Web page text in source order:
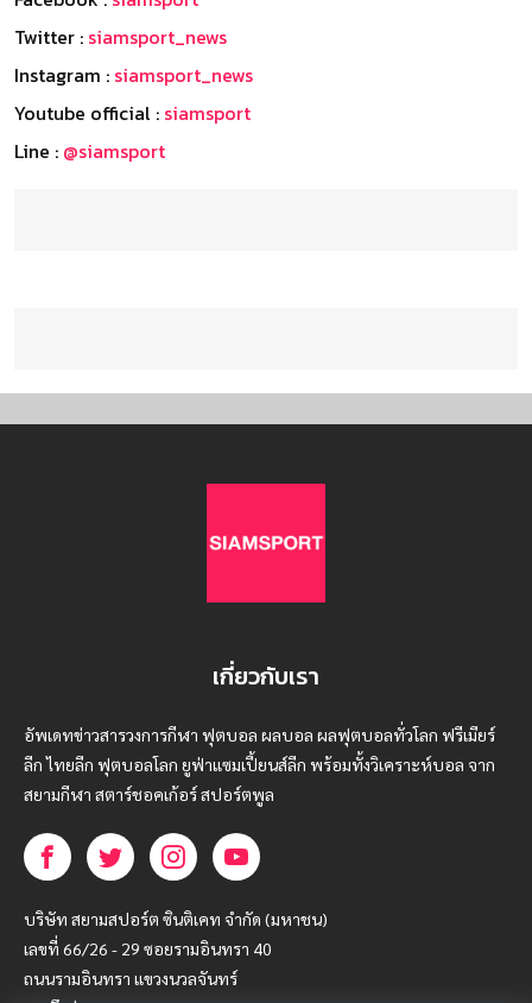
Twitter : siamsport_news
Instagram : siamsport_news
Youtube official : siamsport
Line : @siamsport
เกี่ยวกับเรา
อัพเดทข่าวสารวงการกีฬา ฟุตบอล ผลบอล ผลฟุตบอลทั่วโลก ฟรีเมียร์
ลีก ไทยลีก ฟุตบอลโลก ยูฟ่าแซมเปี้ยนส์ลีก พร้อมทั้งวิเคราะห์บอล จาก
สยามกีฬา สตาร์ชอคเก้อร์ สปอร์ตพูล
บริษัท สยามสปอร์ต ซินติเคท จำกัด (มหาชน)
เลขที่ 66/26 - 29 ซอยรามอินทรา 40
ถนนรามอินทรา แขวงนวลจันทร์